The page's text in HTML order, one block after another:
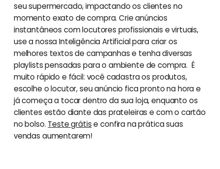
seu supermercado, impactando os clientes no
momento exato de compra. Crie anúncios
instantâneos com locutores profissionais e virtuais,
use a nossa Inteligência Artificial para criar os
melhores textos de campanhas e tenha diversas
playlists pensadas para o ambiente de compra. É
muito rápido e fácil: você cadastra os produtos,
escolhe o locutor, seu anúncio fica pronto na hora e
já começa a tocar dentro da sua loja, enquanto os
clientes estão diante das prateleiras e com o cartão
no bolso. Teste grátise confira na prática suas
vendas aumentarem!